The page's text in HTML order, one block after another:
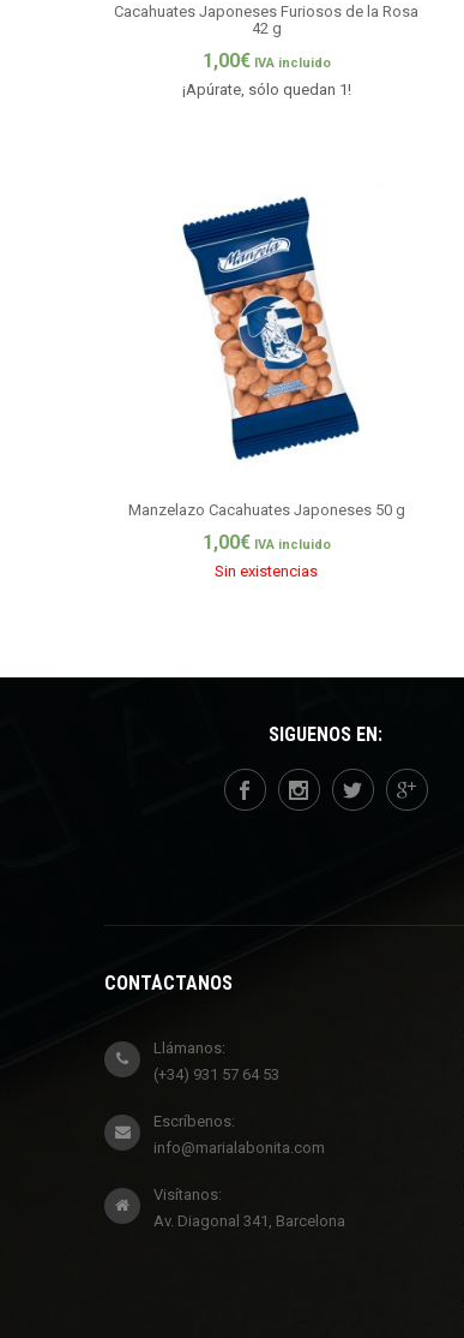
Cacahuates Japoneses Furiosos de la Rosa
42 g
1,00€ IVA incluido
¡Apúrate, sólo quedan 1!
Manzelazo Cacahuates Japoneses 50 g
1,00€ IVA incluido
Sin existencias
SÍGUENOS EN:
CONTÁCTANOS
Llámanos:
(+34) 931 57 64 53
Escríbenos:
info@marialabonita.com
Visítanos:
Av. Diagonal 341, Barcelona